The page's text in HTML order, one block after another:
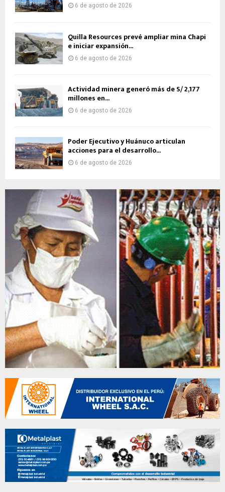
6 de agosto de 2026
Quilla Resources prevé ampliar mina Chapi
e iniciar expansión...
6 de agosto de 2026
Actividad minera generó más de S/ 2,177
millones en...
6 de agosto de 2026
Poder Ejecutivo y Huánuco articulan
acciones para el desarrollo...
6 de agosto de 2026